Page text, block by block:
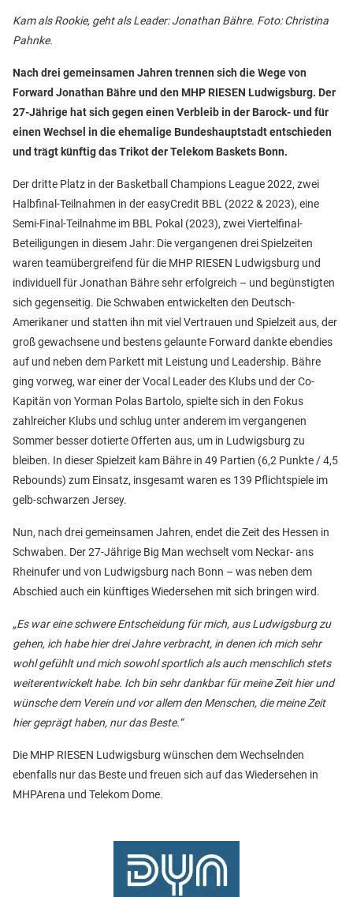
Kam als Rookie, geht als Leader: Jonathan Bähre. Foto: Christina
Pahnke.
Nach drei gemeinsamen Jahren trennen sich die Wege von
Forward Jonathan Bähre und den MHP RIESEN Ludwigsburg. Der
27-Jährige hat sich gegen einen Verbleib in der Barock- und für
einen Wechsel in die ehemalige Bundeshauptstadt entschieden
und trägt künftig das Trikot der Telekom Baskets Bonn.
Der dritte Platz in der Basketball Champions League 2022, zwei
Halbfinal-Teilnahmen in der easyCredit BBL (2022 & 2023), eine
Semi-Final-Teilnahme im BBL Pokal (2023), zwei Viertelfinal-
Beteiligungen in diesem Jahr: Die vergangenen drei Spielzeiten
waren teamübergreifend für die MHP RIESEN Ludwigsburg und
individuell für Jonathan Bähre sehr erfolgreich – und begünstigten
sich gegenseitig. Die Schwaben entwickelten den Deutsch-
Amerikaner und statten ihn mit viel Vertrauen und Spielzeit aus, der
groß gewachsene und bestens gelaunte Forward dankte ebendies
auf und neben dem Parkett mit Leistung und Leadership. Bähre
ging vorweg, war einer der Vocal Leader des Klubs und der Co-
Kapitän von Yorman Polas Bartolo, spielte sich in den Fokus
zahlreicher Klubs und schlug unter anderem im vergangenen
Sommer besser dotierte Offerten aus, um in Ludwigsburg zu
bleiben. In dieser Spielzeit kam Bähre in 49 Partien (6,2 Punkte / 4,5
Rebounds) zum Einsatz, insgesamt waren es 139 Pflichtspiele im
gelb-schwarzen Jersey.
Nun, nach drei gemeinsamen Jahren, endet die Zeit des Hessen in
Schwaben. Der 27-Jährige Big Man wechselt vom Neckar- ans
Rheinufer und von Ludwigsburg nach Bonn – was neben dem
Abschied auch ein künftiges Wiedersehen mit sich bringen wird.
„Es war eine schwere Entscheidung für mich, aus Ludwigsburg zu
gehen, ich habe hier drei Jahre verbracht, in denen ich mich sehr
wohl gefühlt und mich sowohl sportlich als auch menschlich stets
weiterentwickelt habe. Ich bin sehr dankbar für meine Zeit hier und
wünsche dem Verein und vor allem den Menschen, die meine Zeit
hier geprägt haben, nur das Beste.“
Die MHP RIESEN Ludwigsburg wünschen dem Wechselnden
ebenfalls nur das Beste und freuen sich auf das Wiedersehen in
MHPArena und Telekom Dome.